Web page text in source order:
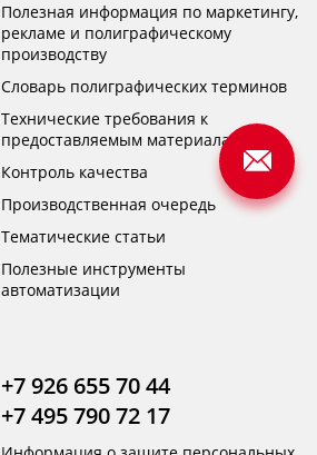
Полезная информация по маркетингу,
рекламе и полиграфическому
производству
Словарь полиграфических терминов
Технические требования к
предоставляемым материалам
Контроль качества
Производственная очередь
Тематические статьи
Полезные инструменты
автоматизации
+7 926 655 70 44
+7 495 790 72 17